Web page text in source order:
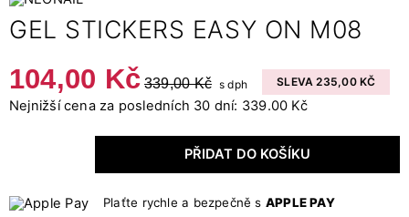
GEL STICKERS EASY ON M08
104,00 Kč 339,00 Kč s dph SLEVA 235,00 KČ
Nejnižší cena za posledních 30 dní: 339.00 Kč
PŘIDAT DO KOŠÍKU
Plaťte rychle a bezpečně s APPLE PAY